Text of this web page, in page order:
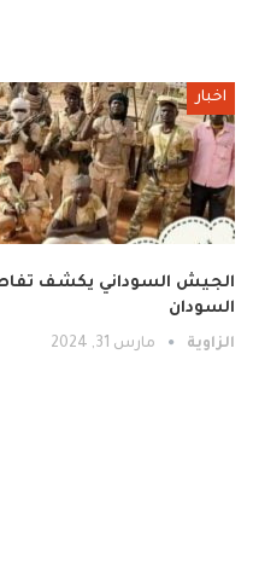
اخبار
الجيش السوداني يكشف
السودان
الزاوية مارس 31, 2024